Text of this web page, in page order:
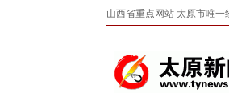
山西省重点网站 太原市唯